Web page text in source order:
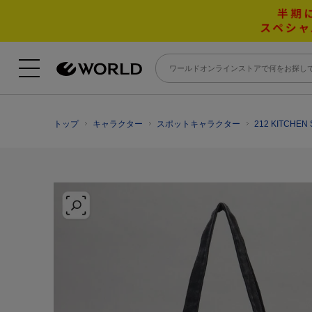
トップ キャラクター スポットキャラクター 212 KITCHEN